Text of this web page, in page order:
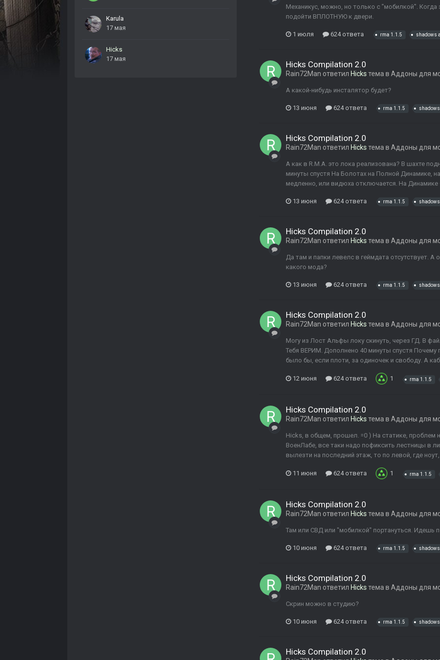
Karula
17 мая
Hicks
17 мая
Механикус, можно, но только с "мобилкой".
подойти ВПЛОТНУЮ к двери.
1 июля 624 ответа rma 1.1.5 shadows
Hicks Compilation 2.0
Rain72Man ответил Hicks тема в Аддоны для
А какой-нибудь инсталятор будет?
13 июня 624 ответа rma 1.1.5
Hicks Compilation 2.0
Rain72Man ответил Hicks тема в Аддоны для
А как в R.M.A. это лока реализована? В шахте
минуты спустя На Болотах на Полной Динамике,
медленно, или видюха отключается. На Динамике
13 июня 624 ответа rma 1.1.5
Hicks Compilation 2.0
Rain72Man ответил Hicks тема в Аддоны для
Да там и папки левелс в геймдата отсутствует. А
какого мода?
13 июня 624 ответа rma 1.1.5
Hicks Compilation 2.0
Rain72Man ответил Hicks тема в Аддоны для
Могу из Лост Альфы локу скинуть, через ГД. В
Тебя ВЕРИМ. Дополнено 40 минуты спустя Почему
было бы, если плоти, за одиночек и свободу. А
12 июня 624 ответа 1 rma 1.1.5
Hicks Compilation 2.0
Rain72Man ответил Hicks тема в Аддоны для
Hicks, в общем, прошел. =0 ) На статике, проблем
ВоенЛабе, все таки надо пофиксить лестницы в
вылезти на последний этаж, то по левой, где
11 июня 624 ответа 1 rma 1.1.5
Hicks Compilation 2.0
Rain72Man ответил Hicks тема в Аддоны для
Там или СВД или "мобилкой" портануться. Идешь
10 июня 624 ответа rma 1.1.5
Hicks Compilation 2.0
Rain72Man ответил Hicks тема в Аддоны для
Скрин можно в студию?
10 июня 624 ответа rma 1.1.5
Hicks Compilation 2.0